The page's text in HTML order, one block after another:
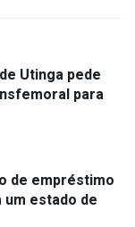
Utinga pede
para
de empréstimo
um estado de